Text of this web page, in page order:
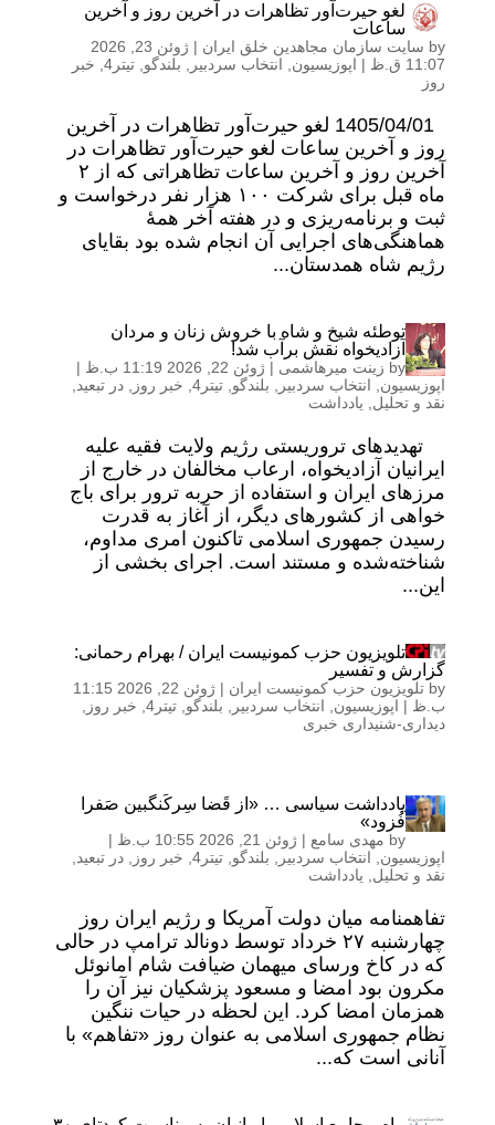
لغو حیرت‌آور تظاهرات در آخرین روز و آخرین
ساعات
by سایت سازمان مجاهدین خلق ایران |
ژوئن 23, 2026
11:07 ق.ظ
| اپوزیسیون انتخاب سردبیر بلندگو تیتر4 , خبر
روز
1405/04/01 لغو حیرت‌آور تظاهرات در آخرین
روز و آخرین ساعات لغو حیرت‌آور تظاهرات در
آخرین روز و آخرین ساعات تظاهراتی که از ۲
ماه قبل برای شرکت ۱۰۰ هزار نفر درخواست و
ثبت و برنامه‌ریزی و در هفته آخر همهٔ
هماهنگی‌های اجرایی آن انجام شده بود بقایای
رژیم شاه همدستان...
توطئه شیخ و شاه با خروش زنان و مردان
آزادیخواه نقش برآب شد!
by زینت میرهاشمی | ژوئن 22, 2026 11:19 ب.ظ
|
اپوزیسیون
انتخاب سردبیر بلندگو تیتر4 , خبر روز در تبعید
نقد و تحلیل
یادداشت
تهدیدهای تروریستی رژیم ولایت فقیه علیه
ایرانیان آزادیخواه، ارعاب مخالفان در خارج از
مرزهای ایران و استفاده از حربه ترور برای باج
خواهی از کشورهای دیگر، از آغاز به قدرت
رسیدن جمهوری اسلامی تاکنون امری مداوم،
شناخته‌شده و مستند است. اجرای بخشی از
این...
تلویزیون حزب کمونیست ایران / بهرام رحمانی:
گزارش و تفسیر
by تلویزیون حزب کمونیست ایران |
ژوئن 22, 2026 11:15
ب.ظ | اپوزیسیون انتخاب سردبیر بلندگو تیتر4 , خبر روز
دیداری-شنیداری خبری
یادداشت سیاسی … «از قَضا سِرکَنگبین صَفرا
فُزود»
by مهدی سامع | ژوئن 21, 2026 10:55 ب.ظ
|
اپوزیسیون
انتخاب سردبیر بلندگو تیتر4 , خبر روز در تبعید
نقد و تحلیل
یادداشت
تفاهمنامه میان دولت آمریکا و رژیم ایران روز
چهارشنبه ۲۷ خرداد توسط دونالد ترامپ در حالی
که در کاخ ورسای میهمان ضیافت شام امانوئل
مکرون بود امضا و مسعود پزشکیان نیز آن را
همزمان امضا کرد. این لحظه در حیات ننگین
نظام جمهوری اسلامی به عنوان روز «تفاهم» با
آنانی است که...